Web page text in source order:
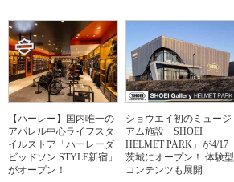
【ハーレー】国内唯一の
アパレル中心ライフスタ
イルストア「ハーレーダ
ビッドソン STYLE新宿」
がオープン！
ショウエイ初のミュージ
アム施設「SHOEI
HELMET PARK」が4/17
茨城にオープン！ 体験型
コンテンツも展開